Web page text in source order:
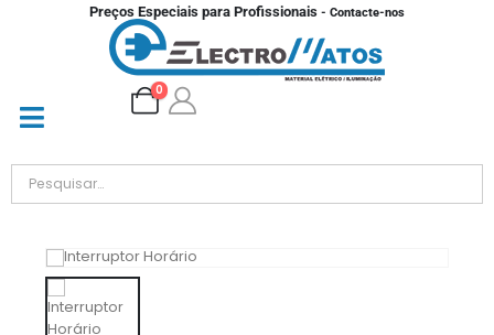
Preços Especiais para Profissionais - Contacte-nos
0